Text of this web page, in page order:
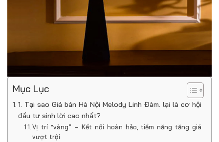
Mục Lục
1. Tại sao Giá bán Hà Nội Melody Linh Đàm. lại là cơ hội
đầu tư sinh lời cao nhất?
Vị trí “vàng” – Kết nối hoàn hảo, tiềm năng tăng giá
vượt trội